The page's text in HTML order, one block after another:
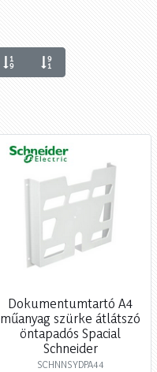
Dokumentumtartó A4
műanyag szürke átlátszó
öntapadós Spacial
Schneider
SCHNNSYDPA44